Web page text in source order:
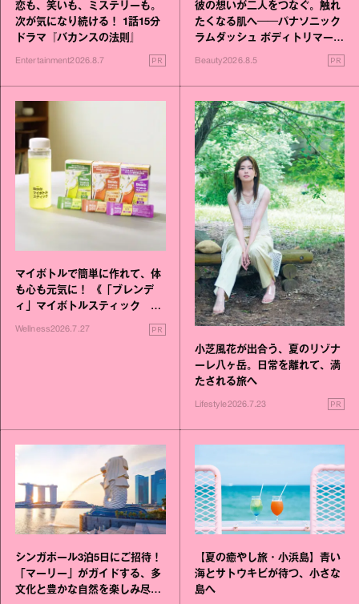
恋も、笑いも、ミステリーも。
次が気になり続ける！ 1話15分
ドラマ『バカンスの法則』
Entertainment2026.8.7 PR
彼の想いが二人をつなぐ。触れ
たくなる肌へ──パナソニック
ラムダッシュ ボディトリマーが
Beauty2026.8.5 PR
マイボトルで簡単に作れて、体
も心も元気に！ 《「ブレンデ
ィ」マイボトルスティック い
いこと毎日》シリーズが誕生
Wellness2026.7.27 PR
小芝風花が出合う、夏のリゾナ
ーレ八ヶ岳。日常を離れて、満
たされる旅へ
Lifestyle2026.7.23 PR
シンガポール3泊5日にご招待！
「マーリー」がガイドする、多
文化と豊かな自然を楽しみ尽く
【夏の癒やし旅・小浜島】青い
海とサトウキビが待つ、小さな
島へ